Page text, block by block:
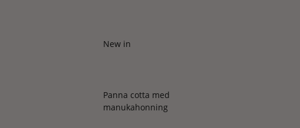
New in
Panna cotta med
manukahonning